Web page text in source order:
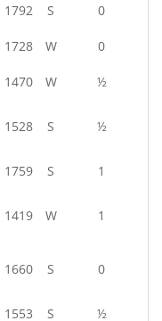
1792 S 0
1728 W 0
1470 W ½
1528 S ½
1759 S 1
1419 W 1
1660 S 0
1553 S ½